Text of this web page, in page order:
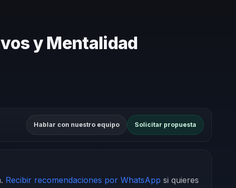
y Mentalidad
Hablar con nuestro equipo Solicitar propuesta
Recibir recomendaciones por WhatsApp si quieres